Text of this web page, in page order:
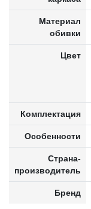
Материал
обивки
Цвет
Комплектация
Особенности
Страна-
производитель
Бренд